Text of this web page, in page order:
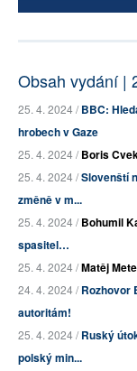
Obsah vydání |
25. 4. 2024 /BBC:
hrobech v Gaze
25. 4. 2024 /Boris
25. 4. 2024 /Slovenští
změně v m...
25. 4. 2024 /Bohumil
spasitel…
25. 4. 2024 /Matěj
24. 4. 2024 /Rozhovor
autoritám!
25. 4. 2024 /Ruský
polský min...